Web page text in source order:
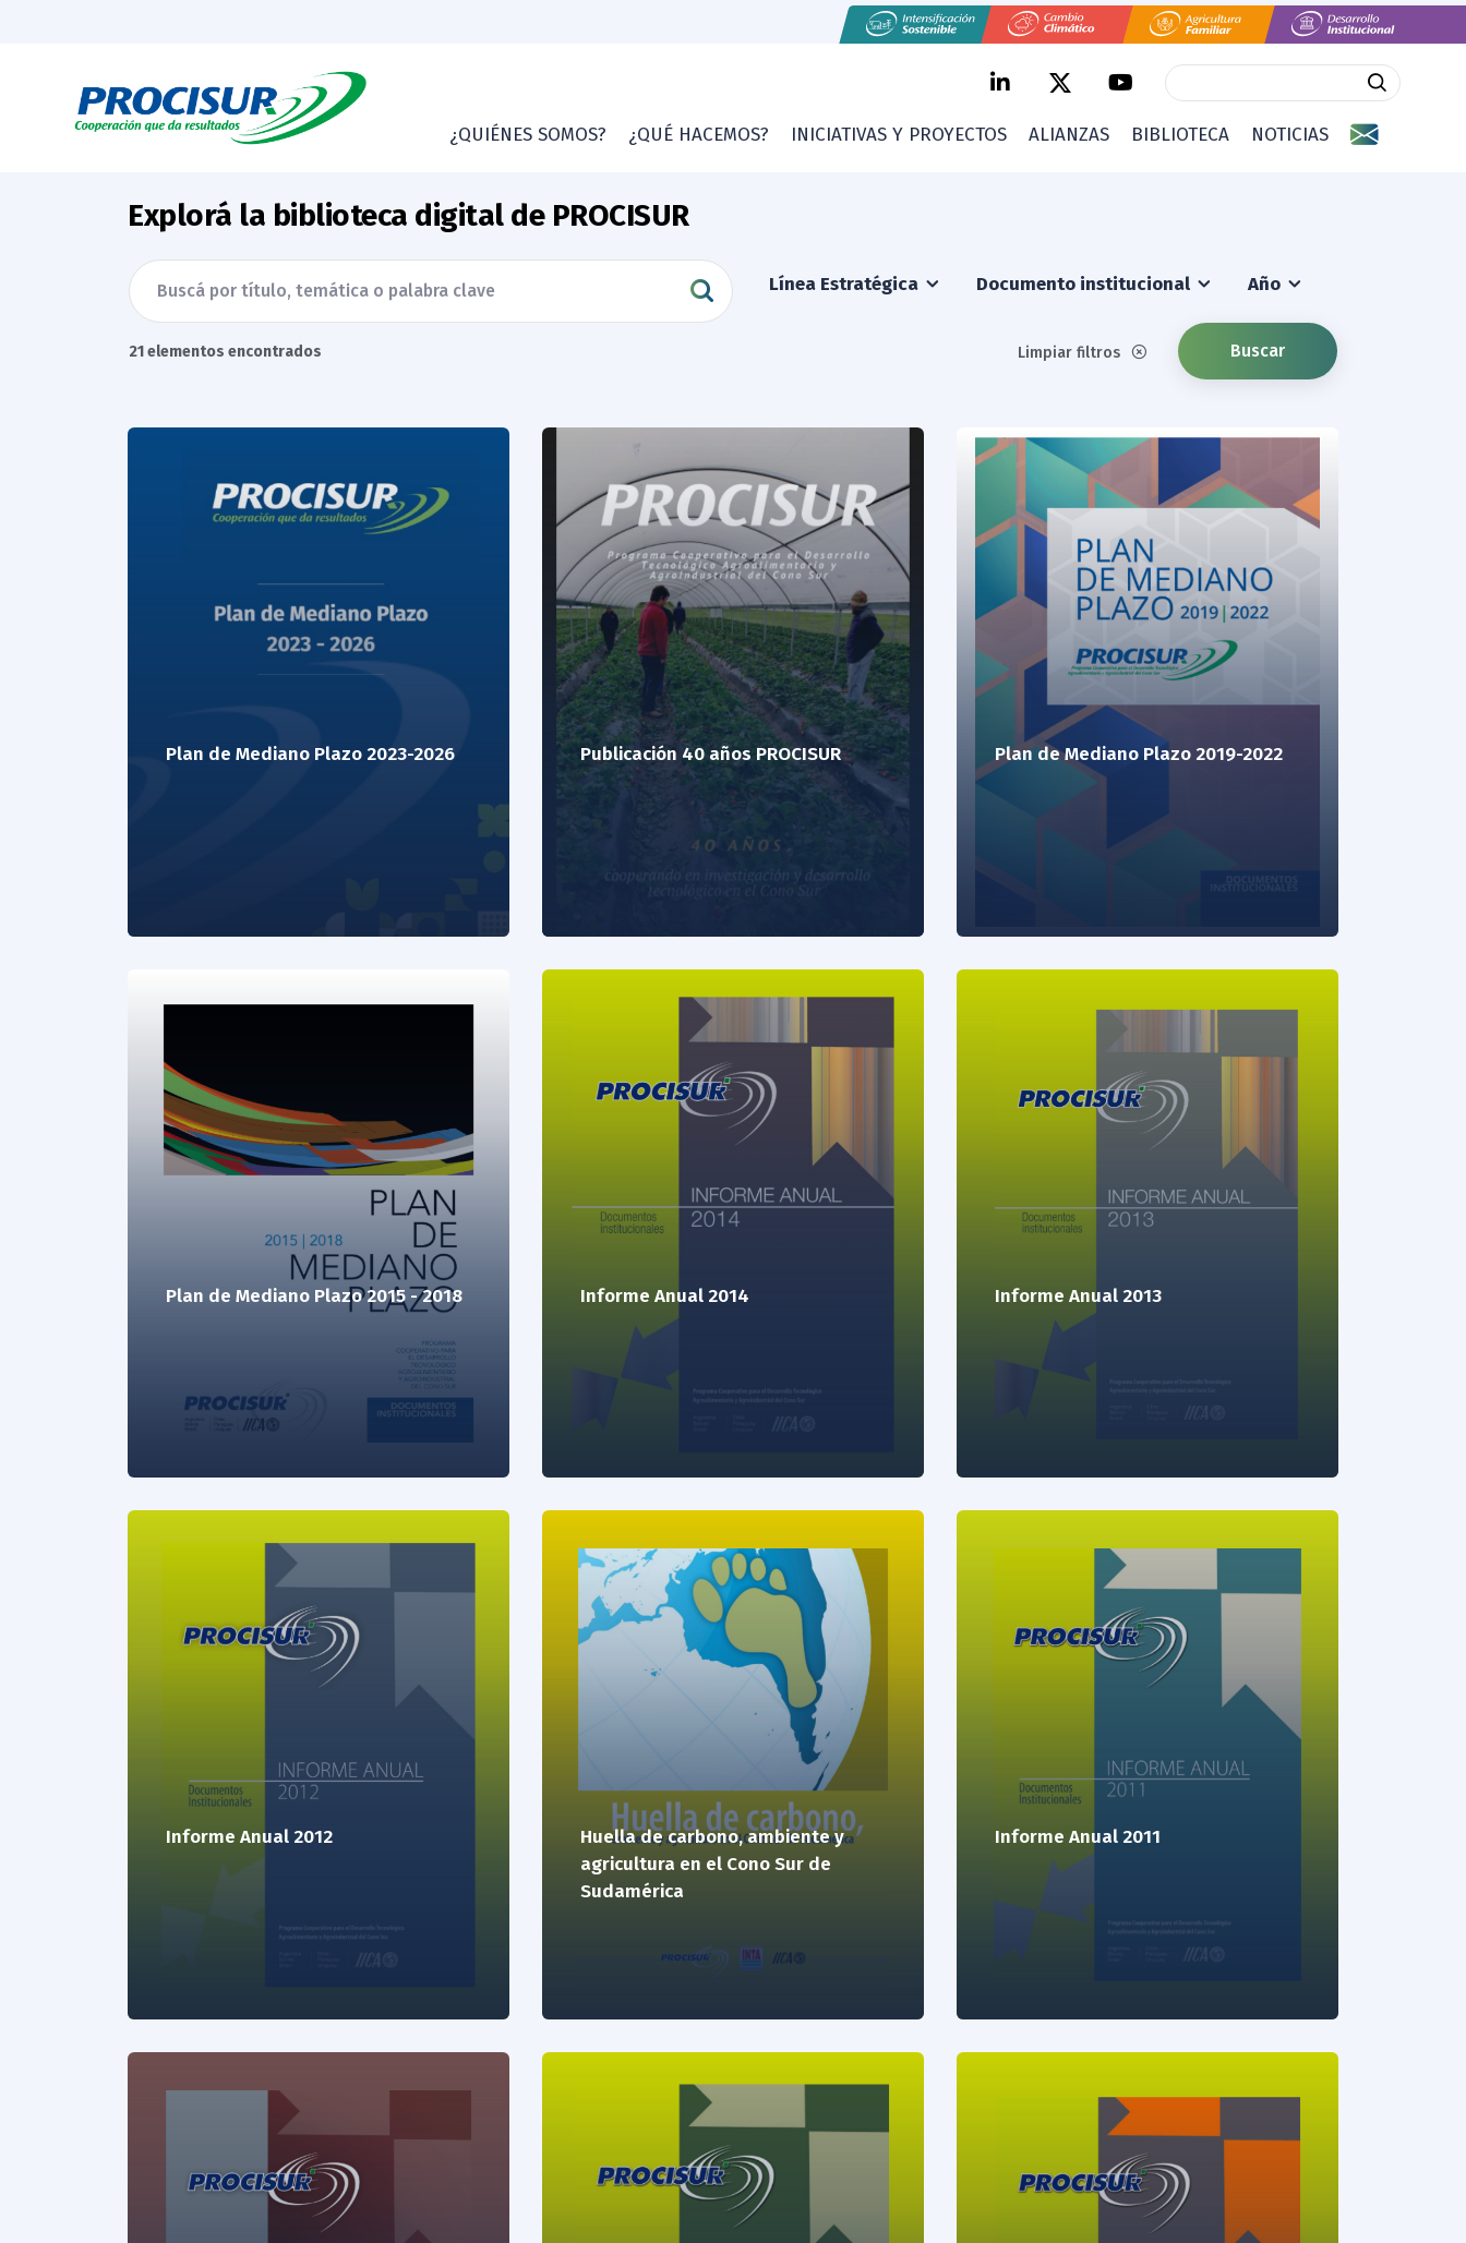
¿QUIÉNES SOMOS? ¿QUÉ HACEMOS? INICIATIVAS Y PROYECTOS ALIANZAS BIBLIOTECA NOTICIAS
Explorá la biblioteca digital de PROCISUR
Línea Estratégica Documento institucional Año
21 elementos encontrados Limpiar filtros Buscar
Plan de Mediano Plazo 2023-2026 Publicación 40 años PROCISUR Plan de Mediano Plazo 2019-2022
Plan de Mediano Plazo 2015 - 2018 Informe Anual 2014 Informe Anual 2013
Informe Anual 2012
Huella de carbono, ambiente y
agricultura en el Cono Sur de
Sudamérica
Informe Anual 2011